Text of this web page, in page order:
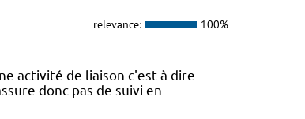
relevance: 100%
activité de liaison c'est à dire
donc pas de suivi en